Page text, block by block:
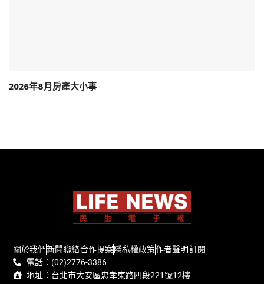
2026年8月房產大小事
關於我們新聞聯絡合作提案隱私權政策作者聲明訂閱
電話：(02)2776-3386
地址：台北市大安區忠孝東路四段221號12樓